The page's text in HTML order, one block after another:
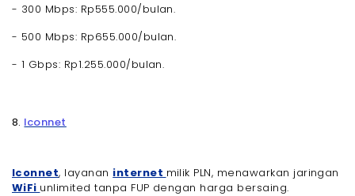
- 300 Mbps: Rp555.000/bulan.
- 500 Mbps: Rp655.000/bulan.
- 1 Gbps: Rp1.255.000/bulan.
8. Iconnet
Iconnet, layanan internet milik PLN, menawarkan jaringan
WiFi unlimited tanpa FUP dengan harga bersaing.